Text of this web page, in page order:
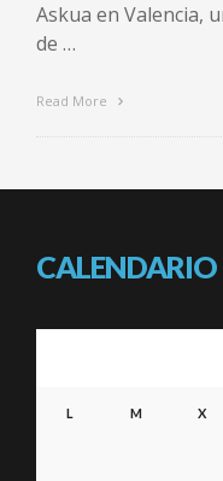
Askua en Valencia,
de …
Read More
CALENDARIO
L M X